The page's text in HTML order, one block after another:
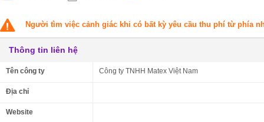
Người tìm việc cảnh giác khi có bất kỳ yêu cầu thu phí từ phía
Thông tin liên hệ
Tên công ty Công ty TNHH Matex Việt Nam
Địa chỉ
Website